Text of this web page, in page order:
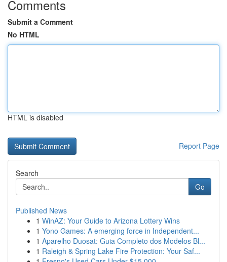
Comments
Submit a Comment
No HTML
HTML is disabled
Report Page
Search
Go
Published News
1 WinAZ: Your Guide to Arizona Lottery Wins
1 Yono Games: A emerging force in Independent...
1 Aparelho Duosat: Guia Completo dos Modelos Bl...
1 Raleigh & Spring Lake Fire Protection: Your Saf...